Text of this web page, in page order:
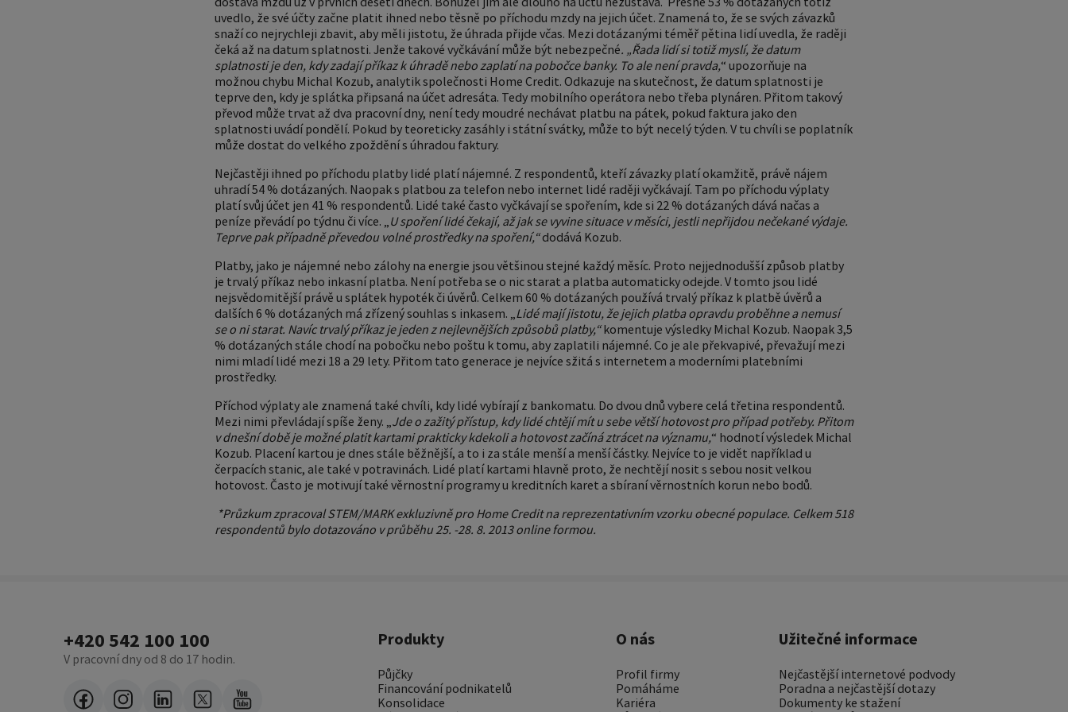
uvedlo, že své účty začne platit ihned nebo těsně po příchodu mzdy na jejich účet. Znamená to, že se svých závazků
snaží co nejrychleji zbavit, aby měli jistotu, že úhrada přijde včas. Mezi dotázanými téměř pětina lidí uvedla, že raději
čeká až na datum splatnosti. Jenže takové vyčkávání může být nebezpečné. „Řada lidí si totiž myslí, že datum
splatnosti je den, kdy zadají příkaz k úhradě nebo zaplatí na pobočce banky. To ale není pravda,“ upozorňuje na
možnou chybu Michal Kozub, analytik společnosti Home Credit. Odkazuje na skutečnost, že datum splatnosti je
teprve den, kdy je splátka připsaná na účet adresáta. Tedy mobilního operátora nebo třeba plynáren. Přitom takový
převod může trvat až dva pracovní dny, není tedy moudré nechávat platbu na pátek, pokud faktura jako den
splatnosti uvádí pondělí. Pokud by teoreticky zasáhly i státní svátky, může to být necelý týden. V tu chvíli se poplatník
může dostat do velkého zpoždění s úhradou faktury.
Nejčastěji ihned po příchodu platby lidé platí nájemné. Z respondentů, kteří závazky platí okamžitě, právě nájem
uhradí 54 % dotázaných. Naopak s platbou za telefon nebo internet lidé raději vyčkávají. Tam po příchodu výplaty
platí svůj účet jen 41 % respondentů. Lidé také často vyčkávají se spořením, kde si 22 % dotázaných dává načas a
peníze převádí po týdnu či více. „U spoření lidé čekají, až jak se vyvine situace v měsíci, jestli nepřijdou nečekané výdaje.
Teprve pak případně převedou volné prostředky na spoření,“dodává Kozub.
Platby, jako je nájemné nebo zálohy na energie jsou většinou stejné každý měsíc. Proto nejjednodušší způsob platby
je trvalý příkaz nebo inkasní platba. Není potřeba se o nic starat a platba automaticky odejde. V tomto jsou lidé
nejsvědomitější právě u splátek hypoték či úvěrů. Celkem 60 % dotázaných používá trvalý příkaz k platbě úvěrů a
dalších 6 % dotázaných má zřízený souhlas s inkasem. „Lidé mají jistotu, že jejich platba opravdu proběhne a nemusí
se o ni starat. Navíc trvalý příkaz je jeden z nejlevnějších způsobů platby,“komentuje výsledky Michal Kozub. Naopak 3,5
% dotázaných stále chodí na pobočku nebo poštu k tomu, aby zaplatili nájemné. Co je ale překvapivé, převažují mezi
nimi mladí lidé mezi 18 a 29 lety. Přitom tato generace je nejvíce sžitá s internetem a moderními platebními
prostředky.
Příchod výplaty ale znamená také chvíli, kdy lidé vybírají z bankomatu. Do dvou dnů vybere celá třetina respondentů.
Mezi nimi převládají spíše ženy. „Jde o zažitý přístup, kdy lidé chtějí mít u sebe větší hotovost pro případ potřeby. Přitom
v dnešní době je možné platit kartami prakticky kdekoli a hotovost začíná ztrácet na významu,“ hodnotí výsledek Michal
Kozub. Placení kartou je dnes stále běžnější, a to i za stále menší a menší částky. Nejvíce to je vidět například u
čerpacích stanic, ale také v potravinách. Lidé platí kartami hlavně proto, že nechtějí nosit s sebou nosit velkou
hotovost. Často je motivují také věrnostní programy u kreditních karet a sbíraní věrnostních korun nebo bodů.
*Průzkum zpracoval STEM/MARK exkluzivně pro Home Credit na reprezentativním vzorku obecné populace. Celkem 518
respondentů bylo dotazováno v průběhu 25. -28. 8. 2013 online formou.
+420 542 100 100
V pracovní dny od 8 do 17 hodin.
Produkty
Půjčky
Financování podnikatelů
Konsolidace
O nás
Profil firmy
Pomáháme
Kariéra
Užitečné informace
Nejčastější internetové podvody
Poradna a nejčastější dotazy
Dokumenty ke stažení